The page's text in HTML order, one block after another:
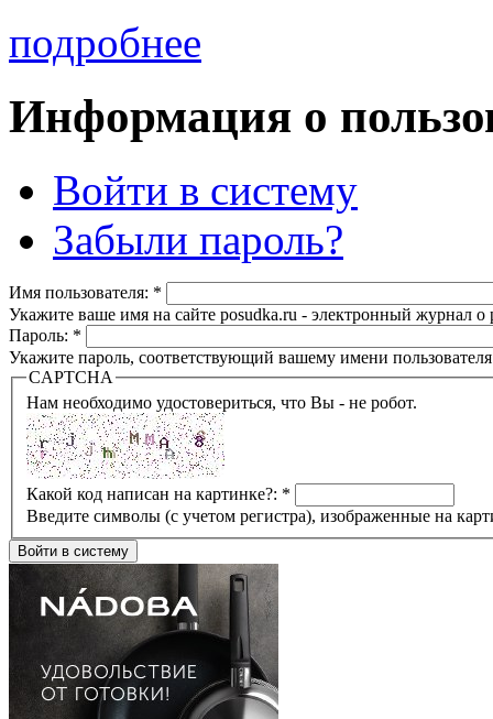
подробнее
Информация о
Войти в систему
Забыли пароль?
Имя пользователя: *
Укажите ваше имя на сайте posudka.ru - электронный журнал
Пароль: *
Укажите пароль, соответствующий вашему имени
CAPTCHA
Нам необходимо удостовериться, что Вы - не робот.
Какой код написан на картинке?: *
Введите символы (с учетом регистра), изображенные на